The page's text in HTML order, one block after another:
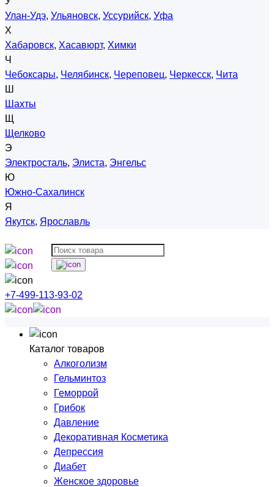
Улан-Удэ, Ульяновск, Уссурийск, Уфа
Х
Хабаровск, Хасавюрт, Химки
Ч
Чебоксары, Челябинск, Череповец, Черкесск, Чита
Ш
Шахты
Щ
Щелково
Э
Электросталь, Элиста, Энгельс
Ю
Южно-Сахалинск
Я
Якутск, Ярославль
+7-499-113-93-02
Каталог товаров
Алкоголизм
Гельминтоз
Геморрой
Грибок
Давление
Декоративная Косметика
Депрессия
Диабет
Женское здоровье